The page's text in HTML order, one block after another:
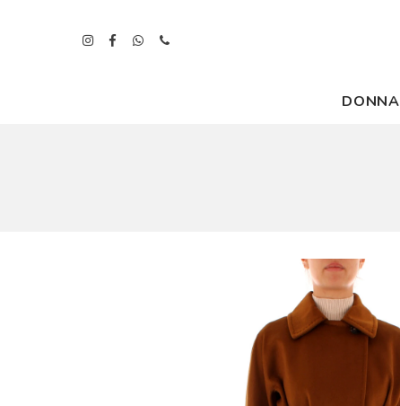
DONNA